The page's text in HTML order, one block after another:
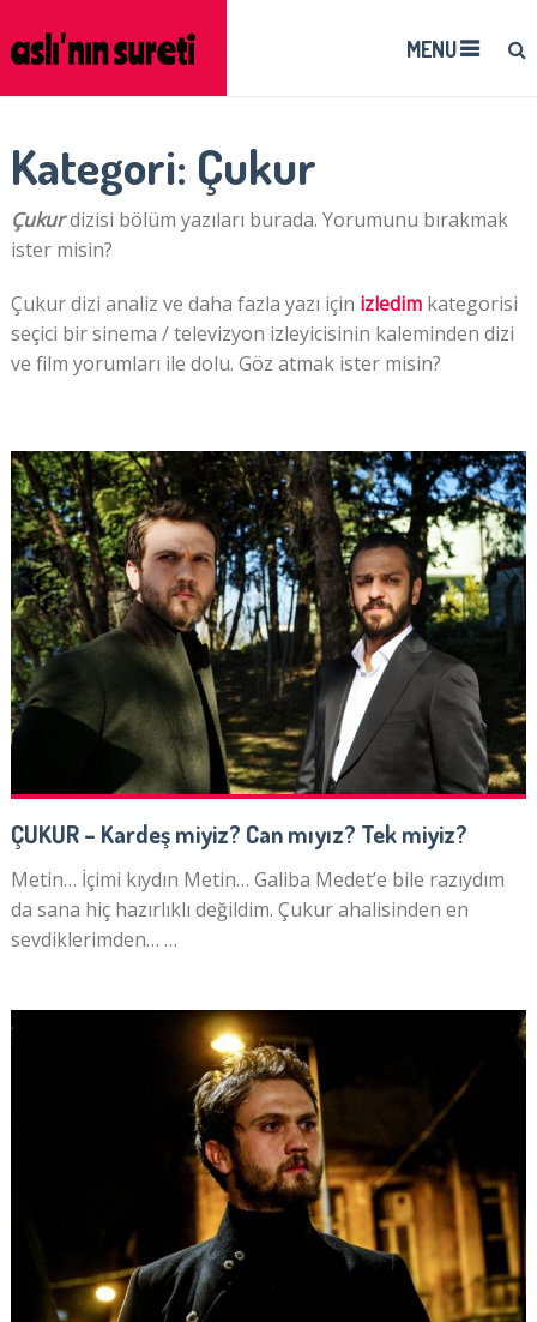
MENU
Kategori: Çukur
Çukurdizisi bölüm yazıları burada. Yorumunu bırakmak
ister misin?
Çukur dizi analiz ve daha fazla yazı için izledimkategorisi
seçici bir sinema / televizyon izleyicisinin kaleminden dizi
ve film yorumları ile dolu. Göz atmak ister misin?
ÇUKUR – Kardeş miyiz? Can mıyız? Tek miyiz?
Metin… İçimi kıydın Metin… Galiba Medet’e bile razıydım
da sana hiç hazırlıklı değildim. Çukur ahalisinden en
sevdiklerimden… …